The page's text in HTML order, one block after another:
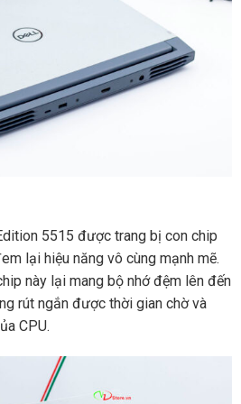
5515 được trang bị con chip
lại hiệu năng vô cùng mạnh mẽ.
này lại mang bộ nhớ đệm lên đến
rút ngắn được thời gian chờ và
CPU.